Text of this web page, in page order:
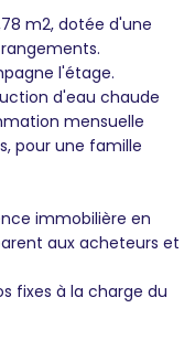
m2, dotée d'une
l'étage.
d'eau chaude
mensuelle
pour une famille
immobilière en
aux acheteurs et
fixes à la charge du